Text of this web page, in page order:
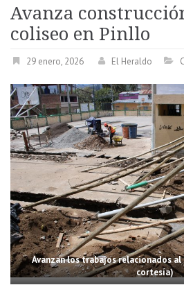
Avanza
coliseo en Pinllo
29 enero, 2026 El Heraldo
Avanzan los trabajos relacionados
cortesía)